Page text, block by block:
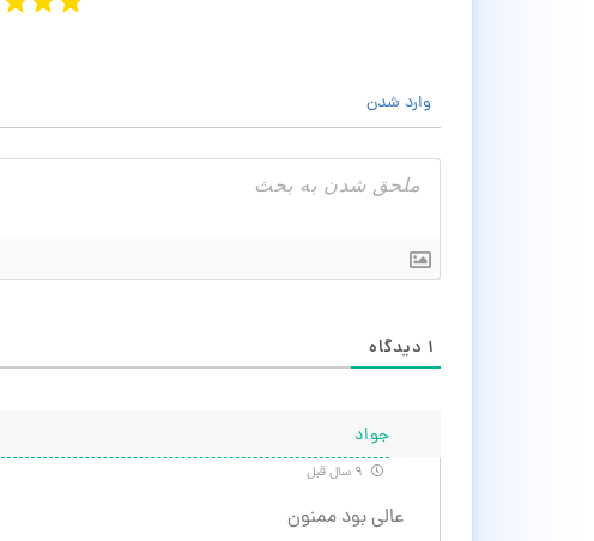
وارد شدن
۱ دیدگاه
جواد
عالی بود ممنون